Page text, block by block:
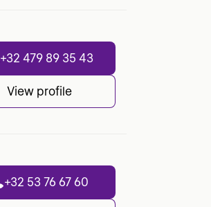
+32 479 89 35 43
View profile
+32 53 76 67 60